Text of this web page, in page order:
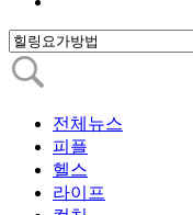
전체뉴스
피플
헬스
라이프